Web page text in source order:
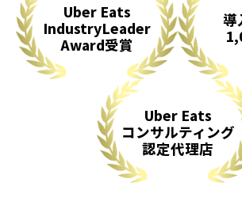
Uber Eats
IndustryLeader
Award受賞
導
Uber Eats
コンサルティング
認定代理店